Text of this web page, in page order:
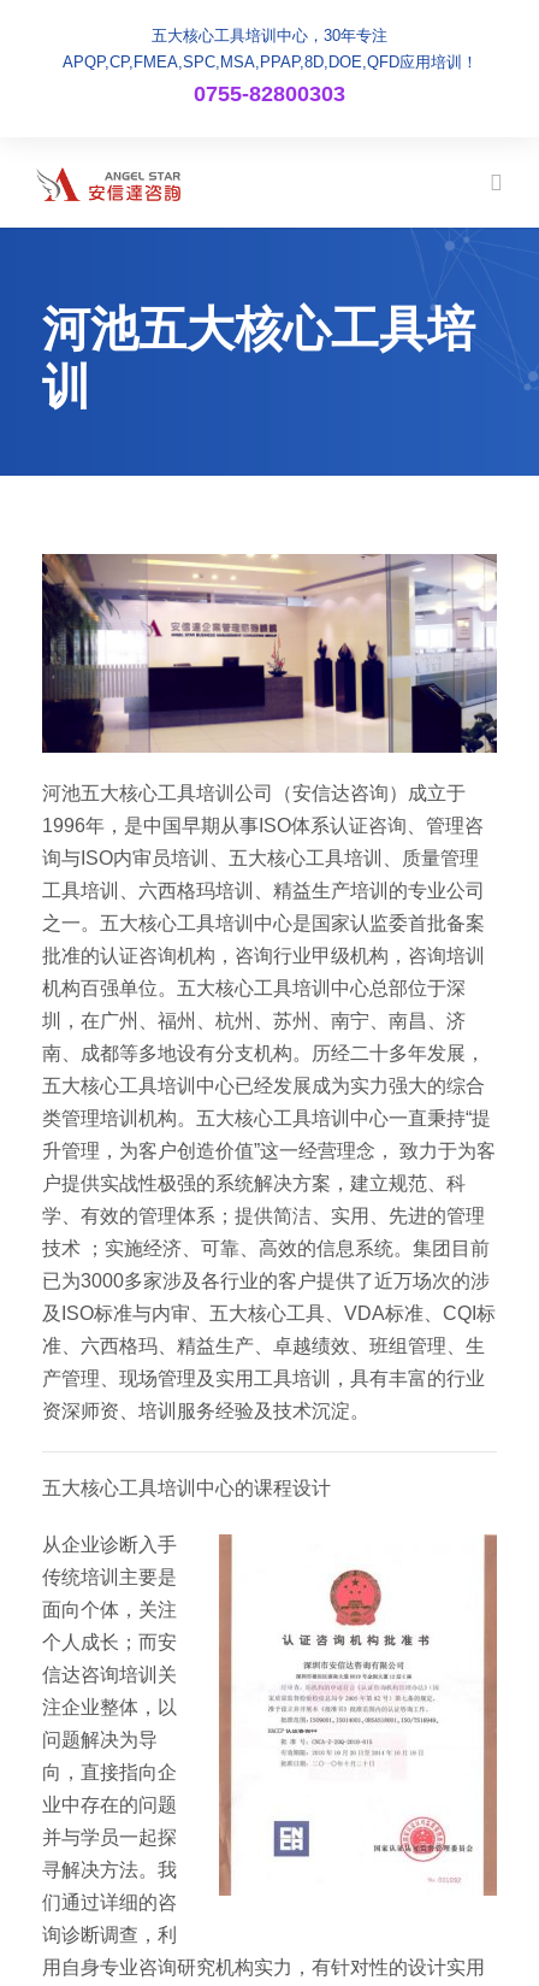
五大核心工具培训中心，30年专注
APQP,CP,FMEA,SPC,MSA,PPAP,8D,DOE,QFD应用培训！
0755-82800303
河池五大核心工具培
训
河池五大核心工具培训公司（安信达咨询）成立于
1996年，是中国早期从事ISO体系认证咨询、管理咨
询与ISO内审员培训、五大核心工具培训、质量管理
工具培训、六西格玛培训、精益生产培训的专业公司
之一。五大核心工具培训中心是国家认监委首批备案
批准的认证咨询机构，咨询行业甲级机构，咨询培训
机构百强单位。五大核心工具培训中心总部位于深
圳，在广州、福州、杭州、苏州、南宁、南昌、济
南、成都等多地设有分支机构。历经二十多年发展，
五大核心工具培训中心已经发展成为实力强大的综合
类管理培训机构。五大核心工具培训中心一直秉持“提
升管理，为客户创造价值”这一经营理念， 致力于为客
户提供实战性极强的系统解决方案，建立规范、科
学、有效的管理体系；提供简洁、实用、先进的管理
技术 ；实施经济、可靠、高效的信息系统。集团目前
已为3000多家涉及各行业的客户提供了近万场次的涉
及ISO标准与内审、五大核心工具、VDA标准、CQI标
准、六西格玛、精益生产、卓越绩效、班组管理、生
产管理、现场管理及实用工具培训，具有丰富的行业
资深师资、培训服务经验及技术沉淀。
五大核心工具培训中心的课程设计
从企业诊断入手
传统培训主要是
面向个体，关注
个人成长；而安
信达咨询培训关
注企业整体，以
问题解决为导
向，直接指向企
业中存在的问题
并与学员一起探
寻解决方法。我
们通过详细的咨
询诊断调查，利
用自身专业咨询研究机构实力，有针对性的设计实用